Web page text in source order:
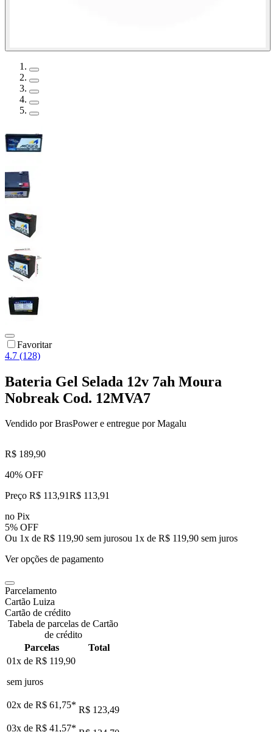
Favoritar
4.7 (128)
Bateria Gel Selada 12v 7ah Moura
Nobreak Cod. 12MVA7
Vendido porBrasPowere entregue por Magalu
R$ 189,90
40% OFF
Preço R$ 113,91R$ 113,91
no Pix
5% OFF
Ou 1x de R$ 119,90 sem jurosou 1x de R$ 119,90 sem juros
Ver opções de pagamento
Parcelamento
Cartão Luiza
Cartão de crédito
Tabela de parcelas de Cartão
de crédito
Parcelas
Total
01x de R$ 119,90
sem juros
02x de R$ 61,75* R$ 123,49
03x de R$ 41,57*